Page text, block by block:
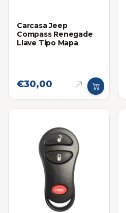
Carcasa Jeep
Compass Renegade
Llave Tipo Mapa
€30,00